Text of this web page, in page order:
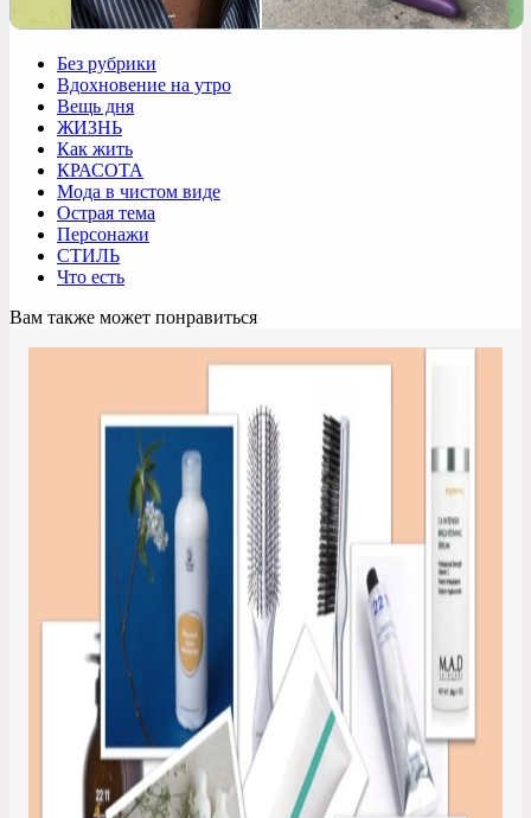
Без рубрики
Вдохновение на утро
Вещь дня
ЖИЗНЬ
Как жить
КРАСОТА
Мода в чистом виде
Острая тема
Персонажи
СТИЛЬ
Что есть
Вам также может понравиться